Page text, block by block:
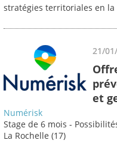
stratégies territoriales en la
21/
et
Numérisk
Stage de 6 mois -
La Rochelle (17)